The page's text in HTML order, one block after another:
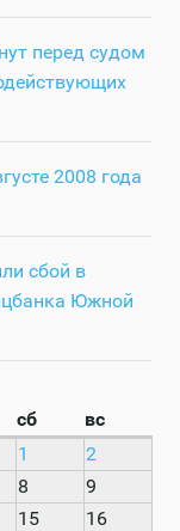
перед судом
2008 года
сбой в
Южной
сб
вс
1
2
8
9
15
16